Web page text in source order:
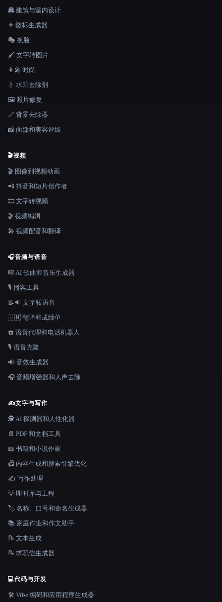
🏯 建筑与室内设计
⚜️ 徽标生成器
🎭 换脸
🖌️ 文字转图片
👩‍🎤 时尚
💧 水印去除剂
🖼️ 照片修复
🪄 背景去除器
📸 面部和美容评级
🎬视频
🎬 图像到视频动画
📲 抖音和短片创作者
🎞️ 文字转视频
🎬 视频编辑
🎤 视频配音和翻译
🎧音频与语音
🎼 AI 歌曲和音乐生成器
🎙️ 播客工具
📝🔉 文字转语音
🇺🇳 翻译和成绩单
☎️ 语音代理和电话机器人
🎙️ 语音克隆
🔊 音效生成器
🎧 音频增强器和人声去除
✍️文字与写作
🕵️ AI 探测器和人性化器
📄 PDF 和文档工具
📖 书籍和小说作家
📠 内容生成和搜索引擎优化
✍️ 写作助理
💡 即时库与工程
🏷️ 名称、口号和命名生成器
📚 家庭作业和作文助手
📝 文本生成
📝 求职信生成器
💻代码与开发
🛠️ Vibe 编码和应用程序生成器